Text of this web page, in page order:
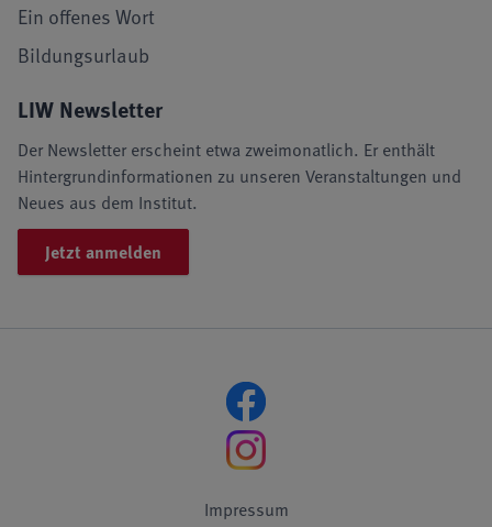
Ein offenes Wort
Bildungsurlaub
LIW Newsletter
Der Newsletter erscheint etwa zweimonatlich. Er enthält
Hintergrundinformationen zu unseren Veranstaltungen und
Neues aus dem Institut.
Jetzt anmelden
Impressum